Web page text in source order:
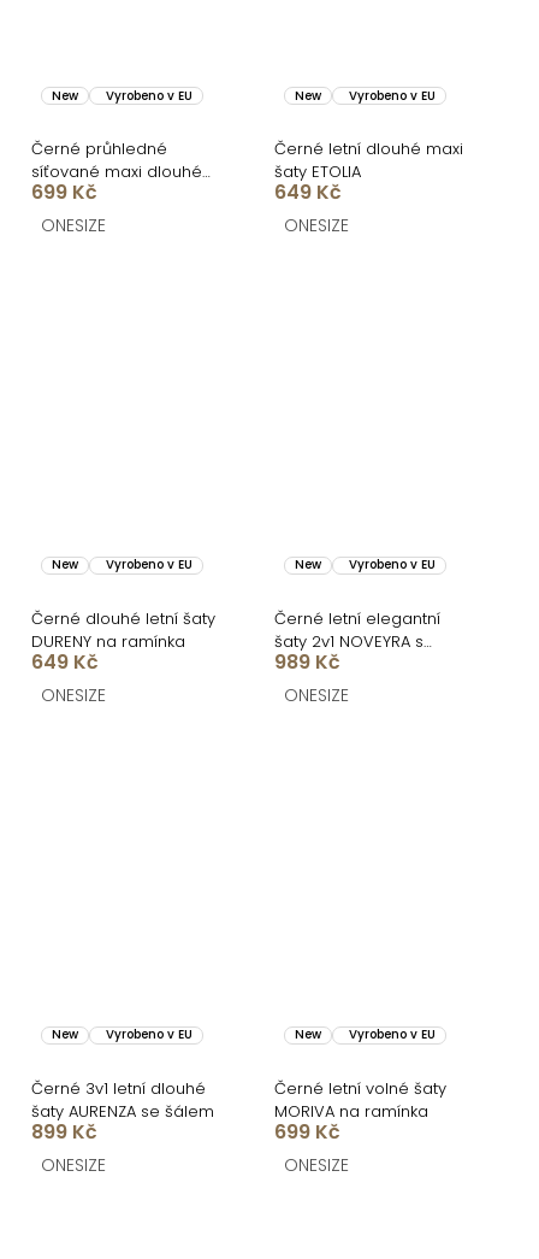
New Vyrobeno v EU
Černé průhledné
síťované maxi dlouhé
letní šaty LOUVERA
699 Kč
ONESIZE
New Vyrobeno v EU
Černé letní dlouhé maxi
šaty ETOLIA
649 Kč
ONESIZE
New Vyrobeno v EU
Černé dlouhé letní šaty
DURENY na ramínka
649 Kč
ONESIZE
New Vyrobeno v EU
Černé letní elegantní
šaty 2v1 NOVEYRA s
puntíky
989 Kč
ONESIZE
New Vyrobeno v EU
Černé 3v1 letní dlouhé
šaty AURENZA se šálem
899 Kč
ONESIZE
New Vyrobeno v EU
Černé letní volné šaty
MORIVA na ramínka
699 Kč
ONESIZE